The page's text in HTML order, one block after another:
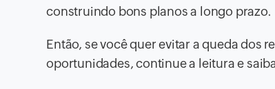
construindo bons planos a longo prazo.
Então, se você quer evitar a queda dos
oportunidades, continue a leitura e